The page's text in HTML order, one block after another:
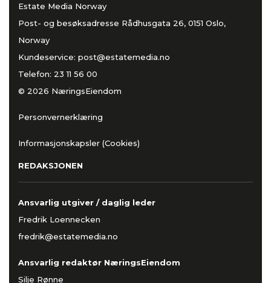
Estate Media Norway
Post- og besøksadresse Rådhusgata 26, 0151 Oslo,
Norway
Kundeservice: post@estatemedia.no
Telefon: 23 11 56 00
© 2026 NæringsEiendom
Personvernerklæring
Informasjonskapsler (Cookies)
REDAKSJONEN
Ansvarlig utgiver / daglig leder
Fredrik Loennecken
fredrik@estatemedia.no
Ansvarlig redaktør NæringsEiendom
Silje Rønne